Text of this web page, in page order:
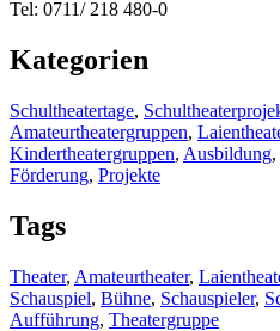
Tel: 0711/ 218 480-0
Kategorien
Schultheatertage,
Amateurtheatergruppen,
Kindertheatergruppen, Ausbildung,
Förderung, Projekte
Tags
Theater, Amateurtheater,
Schauspiel, Bühne, Schauspieler,
Aufführung, Theatergruppe